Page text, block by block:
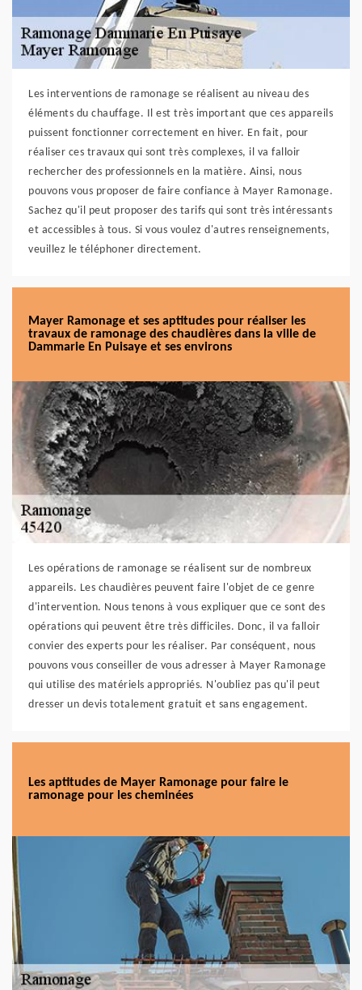
Les interventions de ramonage se réalisent au niveau des
éléments du chauffage. Il est très important que ces appareils
puissent fonctionner correctement en hiver. En fait, pour
réaliser ces travaux qui sont très complexes, il va falloir
rechercher des professionnels en la matière. Ainsi, nous
pouvons vous proposer de faire confiance à Mayer Ramonage.
Sachez qu'il peut proposer des tarifs qui sont très intéressants
et accessibles à tous. Si vous voulez d'autres renseignements,
veuillez le téléphoner directement.
Mayer Ramonage et ses aptitudes pour réaliser les
travaux de ramonage des chaudières dans la ville de
Dammarie En Puisaye et ses environs
Les opérations de ramonage se réalisent sur de nombreux
appareils. Les chaudières peuvent faire l'objet de ce genre
d'intervention. Nous tenons à vous expliquer que ce sont des
opérations qui peuvent être très difficiles. Donc, il va falloir
convier des experts pour les réaliser. Par conséquent, nous
pouvons vous conseiller de vous adresser à Mayer Ramonage
qui utilise des matériels appropriés. N'oubliez pas qu'il peut
dresser un devis totalement gratuit et sans engagement.
Les aptitudes de Mayer Ramonage pour faire le
ramonage pour les cheminées